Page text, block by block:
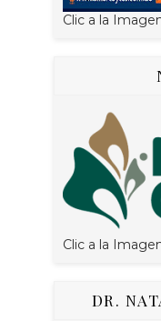
Clic a la
Clic a la
DR.